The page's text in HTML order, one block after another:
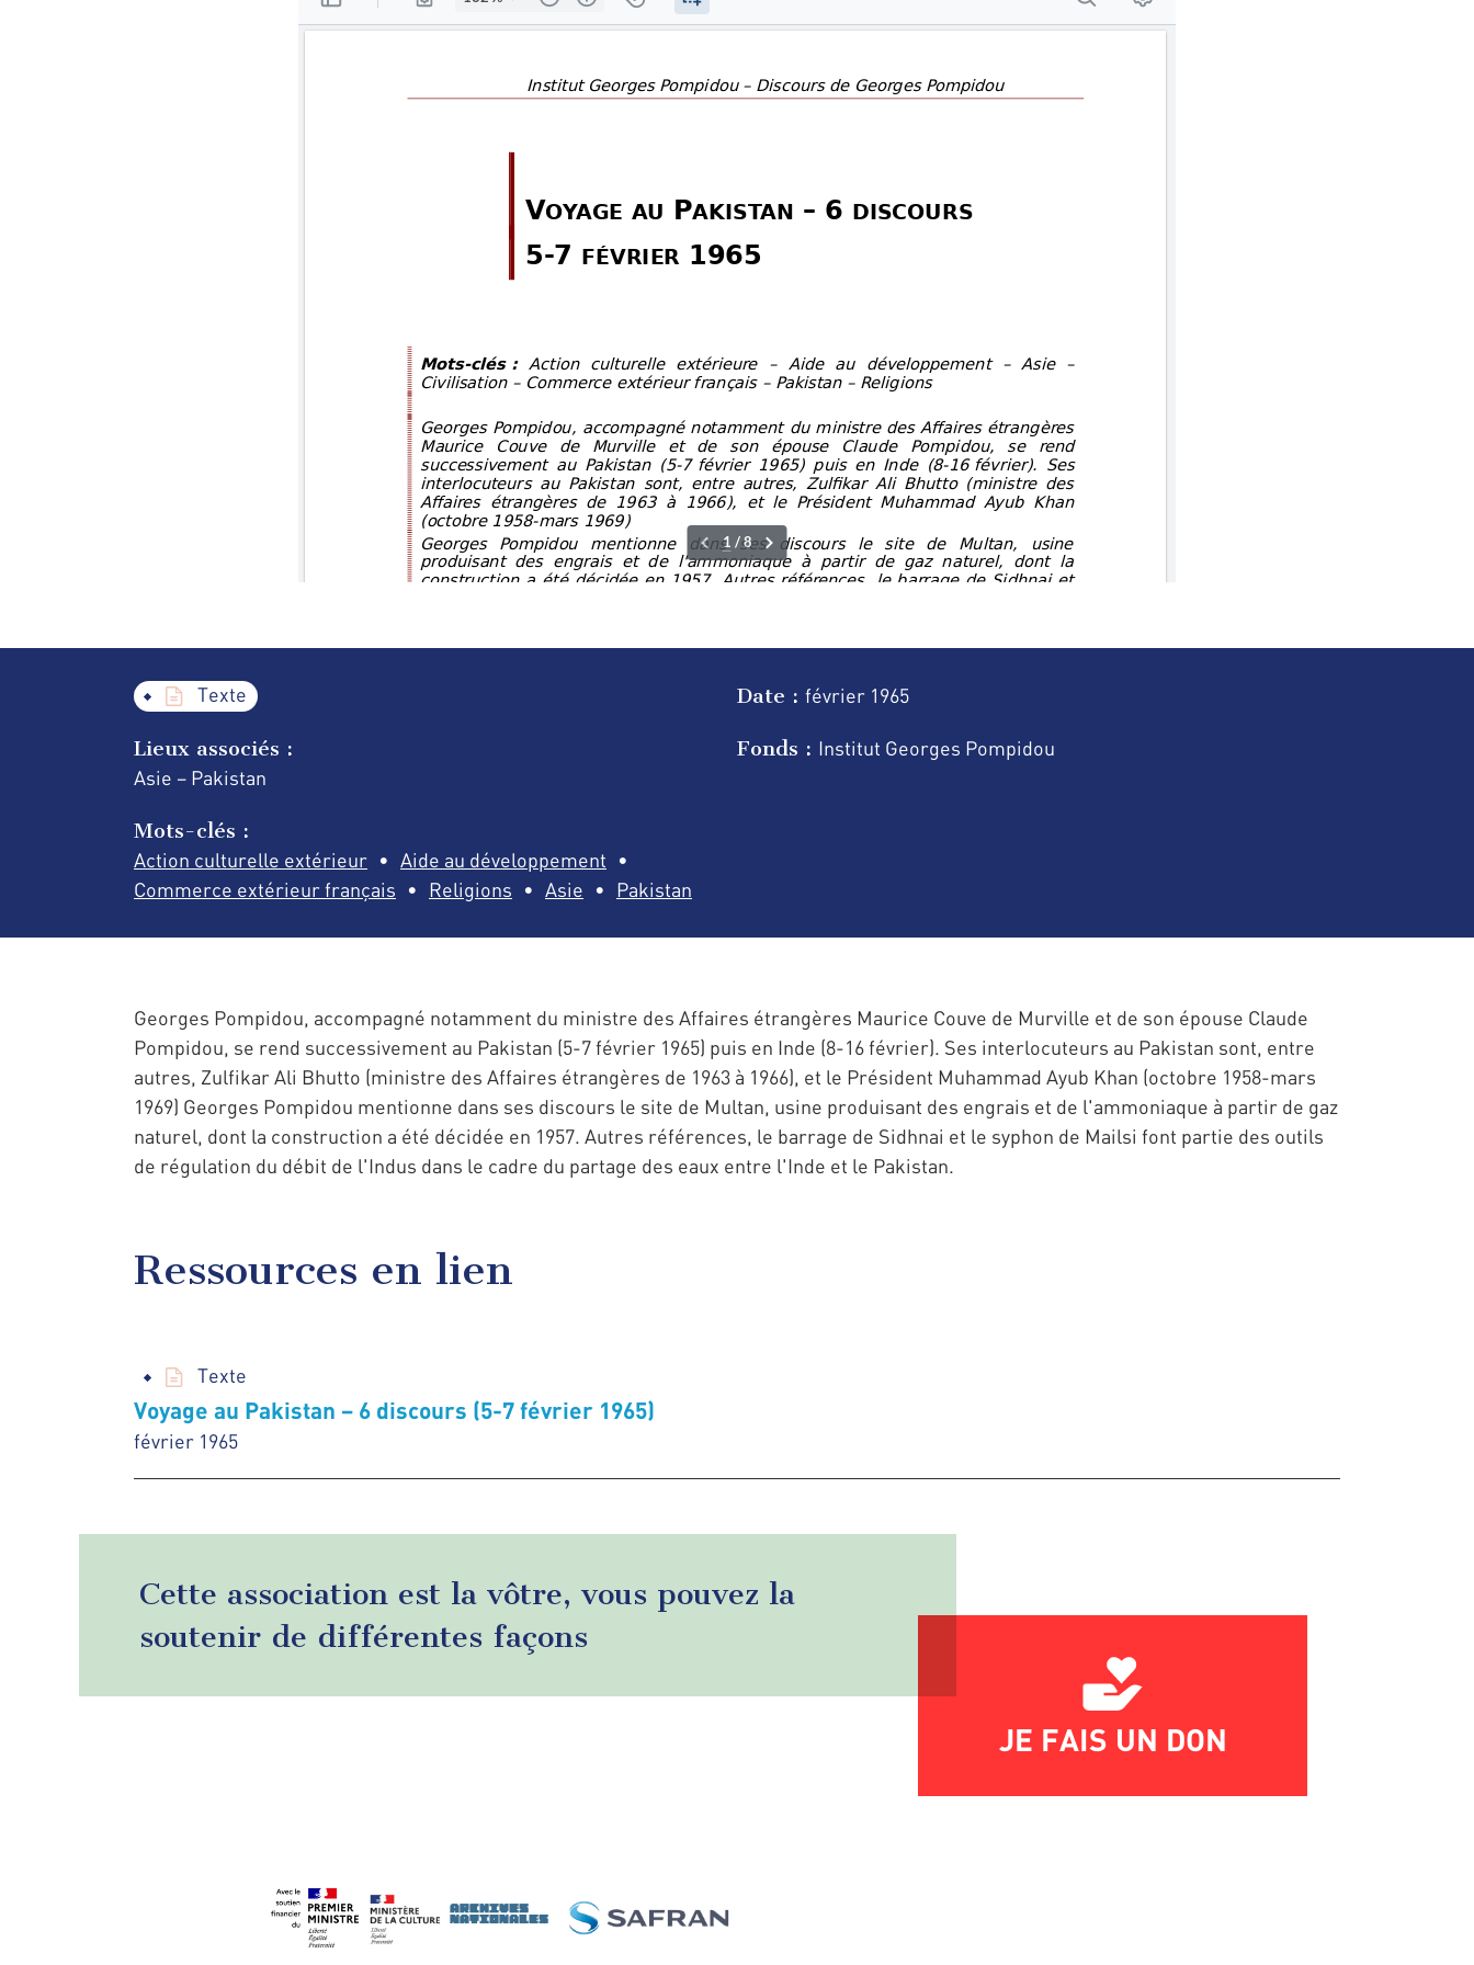
Texte
Lieux associés :
Asie – Pakistan
Mots-clés :
Action culturelle extérieur
Aide au développement
Commerce extérieur français
Religions Asie Pakistan
Date : février 1965
Fonds : Institut Georges Pompidou
Georges Pompidou, accompagné notamment du ministre des Affaires étrangères Maurice Couve de Murville et de son épouse Claude
Pompidou, se rend successivement au Pakistan (5-7 février 1965) puis en Inde (8-16 février). Ses interlocuteurs au Pakistan sont, entre
autres, Zulfikar Ali Bhutto (ministre des Affaires étrangères de 1963 à 1966), et le Président Muhammad Ayub Khan (octobre 1958-mars
1969) Georges Pompidou mentionne dans ses discours le site de Multan, usine produisant des engrais et de l'ammoniaque à partir de gaz
naturel, dont la construction a été décidée en 1957. Autres références, le barrage de Sidhnai et le syphon de Mailsi font partie des outils
de régulation du débit de l'Indus dans le cadre du partage des eaux entre l'Inde et le Pakistan.
Ressources en lien
Texte
Voyage au Pakistan – 6 discours (5-7 février 1965)
février 1965
Cette association est la vôtre, vous pouvez la
soutenir de différentes façons
JE FAIS UN DON